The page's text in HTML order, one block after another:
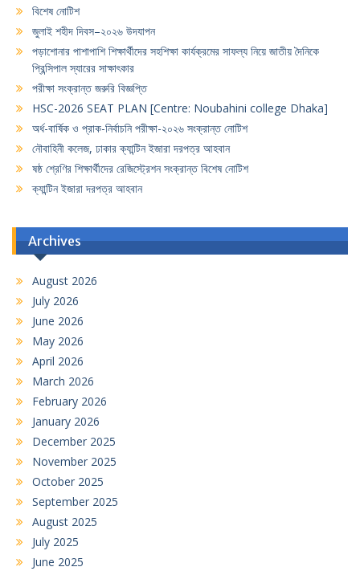
বিশেষ নোটিশ
জুলাই শহীদ দিবস–২০২৬ উদযাপন
পড়াশোনার পাশাপাশি শিক্ষার্থীদের সহশিক্ষা কার্যক্রমের সাফল্য নিয়ে জাতীয় দৈনিকে
প্রিন্সিপাল স্যারের সাক্ষাৎকার
পরীক্ষা সংক্রান্ত জরুরি বিজ্ঞপ্তি
HSC-2026 SEAT PLAN [Centre: Noubahini college Dhaka]
অর্ধ-বার্ষিক ও প্রাক-নির্বাচনি পরীক্ষা-২০২৬ সংক্রান্ত নোটিশ
নৌবাহিনী কলেজ, ঢাকার ক্যান্টিন ইজারা দরপত্র আহবান
ষষ্ঠ শ্রেণির শিক্ষার্থীদের রেজিস্ট্রেশন সংক্রান্ত বিশেষ নোটিশ
ক্যান্টিন ইজারা দরপত্র আহবান
Archives
August 2026
July 2026
June 2026
May 2026
April 2026
March 2026
February 2026
January 2026
December 2025
November 2025
October 2025
September 2025
August 2025
July 2025
June 2025